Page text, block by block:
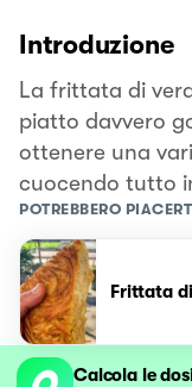
Introduzione
La frittata di
piatto davvero
ottenere una
cuocendo tutto
POTREBBERO
Frittata
Calcola le